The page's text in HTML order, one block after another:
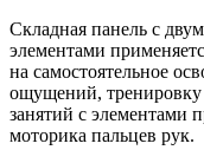
Складная панель с
элементами
на самостоятельное
ощущений, тренировку
занятий с элементами
моторика пальцев рук.